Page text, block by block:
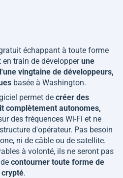
échappant à toute forme
en train de développerune
vingtaine de développeurs,
basée à Washington.
permet de créer des
complètement autonomes,
des fréquences Wi-Fi et ne
d'opérateur. Pas besoin
ni de câble ou de satellite.
à volonté, ils ne seront pas
contourner toute forme de
.